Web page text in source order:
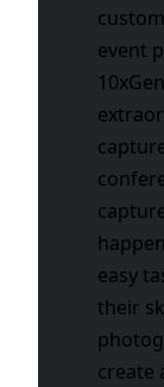
event
easy
their
create